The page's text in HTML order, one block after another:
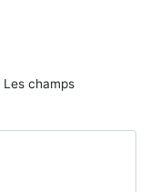
Les champs